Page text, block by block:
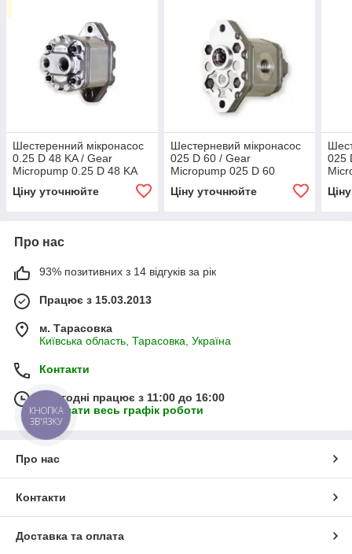
Шестеренний мікронасос
0.25 D 48 KA / Gear
Micropump 0.25 D 48 KA
Ціну уточнюйте
Шестерневий мікронасос
025 D 60 / Gear
Micropump 025 D 60
Ціну уточнюйте
025
Про нас
93% позитивних з 14 відгуків за рік
Працює з 15.03.2013
м. Тарасовка
Київська область, Тарасовка, Україна
Контакти
Сьогодні працює з 11:00 до 16:00
Показати весь графік роботи
Про нас
Контакти
Доставка та оплата
КНОПКА
ЗВ'ЯЗКУ